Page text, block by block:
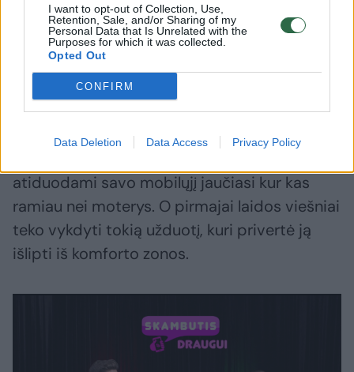
I want to opt-out of Collection, Use,
Retention, Sale, and/or Sharing of my
Personal Data that Is Unrelated with the
Purposes for which it was collected.
Opted Out
CONFIRM
Data Deletion Data Access Privacy Policy
O aš neturiu, nors mano telefonas svarbi
mano gyvenimo dalis, bet paslapčių ten nėra.
Kažkaip įmantriai nesu užsidėjęs šimto kodų,
kad tik niekas neįsilaužtų ir to kažko
nepamatytų“, – atviravo Timūras.
atiduodami savo mobilųjį jaučiasi kur kas
ramiau nei moterys. O pirmajai laidos viešniai
teko vykdyti tokią užduotį, kuri privertė ją
išlipti iš komforto zonos.